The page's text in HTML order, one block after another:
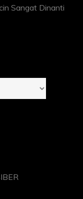
Sangat Dinanti